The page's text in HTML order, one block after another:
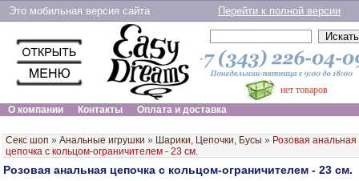
Это мобильная версия сайта Перейти к полной версии
нет товаров
О компании
Контакты Оплата и доставка
Секс шоп » Анальные игрушки » Шарики, Цепочки, Бусы » Розовая анальная
цепочка с кольцом-ограничителем - 23 см.
Розовая анальная цепочка с кольцом-ограничителем - 23 см.